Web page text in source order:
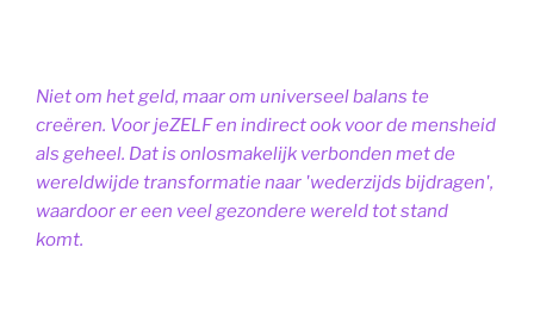
Niet om het geld, maar om universeel balans te
creëren. Voor jeZELF en indirect ook voor de mensheid
als geheel. Dat is onlosmakelijk verbonden met de
wereldwijde transformatie naar 'wederzijds bijdragen',
waardoor er een veel gezondere wereld tot stand
komt.